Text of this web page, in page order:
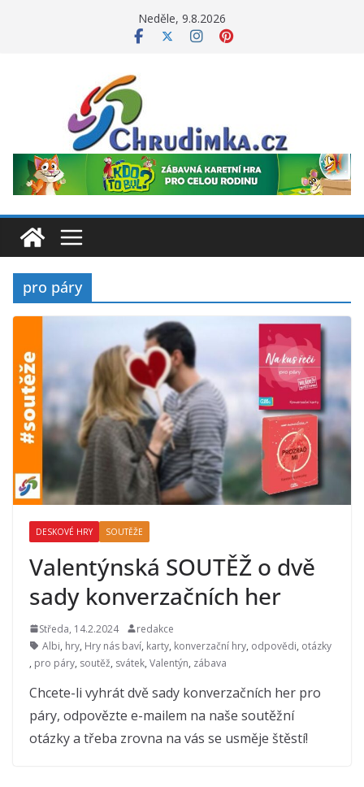
Neděle, 9.8.2026
pro páry
DESKOVÉ HRY SOUTĚŽE
Valentýnská SOUTĚŽ o dvě
sady konverzačních her
Středa, 14.2.2024
redakce
Albi, hry, Hry nás baví, karty, konverzační hry, odpovědi, otázky
, pro páry, soutěž, svátek, Valentýn, zábava
Chcete-li vyhrát dvě sady konverzačních her pro
páry, odpovězte e-mailem na naše soutěžní
otázky a třeba zrovna na vás se usměje štěstí!